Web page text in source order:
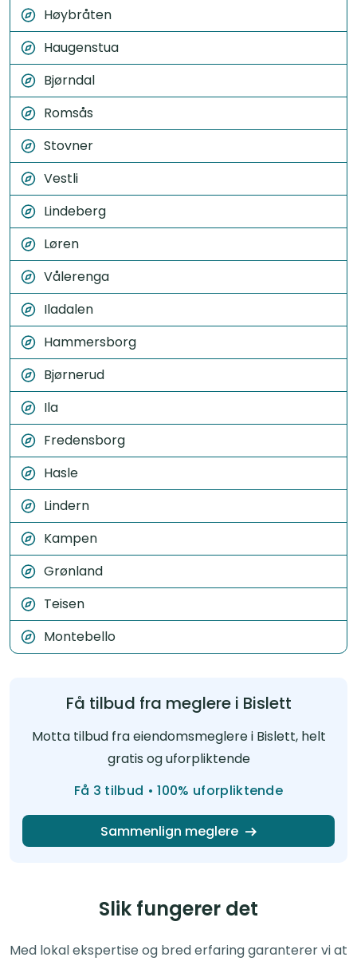
Høybråten
Haugenstua
Bjørndal
Romsås
Stovner
Vestli
Lindeberg
Løren
Vålerenga
Iladalen
Hammersborg
Bjørnerud
Ila
Fredensborg
Hasle
Lindern
Kampen
Grønland
Teisen
Montebello
Få tilbud fra meglere i Bislett
Motta tilbud fra eiendomsmeglere i Bislett, helt
gratis og uforpliktende
Få 3 tilbud • 100% uforpliktende
Sammenlign meglere
Slik fungerer det
Med lokal ekspertise og bred erfaring garanterer vi at